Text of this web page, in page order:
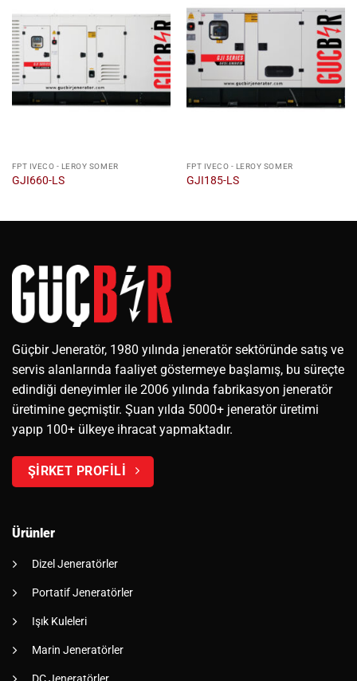
FPT IVECO - LEROY SOMER
GJI660-LS
FPT IVECO - LEROY SOMER
GJI185-LS
Güçbir Jeneratör, 1980 yılında jeneratör sektöründe satış ve
servis alanlarında faaliyet göstermeye başlamış, bu süreçte
edindiği deneyimler ile 2006 yılında fabrikasyon jeneratör
üretimine geçmiştir. Şuan yılda 5000+ jeneratör üretimi
yapıp 100+ ülkeye ihracat yapmaktadır.
ŞİRKET PROFİLİ
Ürünler
Dizel Jeneratörler
Portatif Jeneratörler
Işık Kuleleri
Marin Jeneratörler